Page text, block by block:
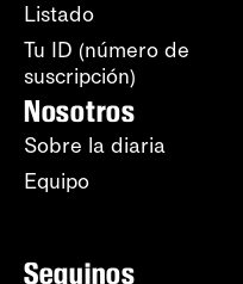
Listado
Tu ID (número de
suscripción)
Nosotros
Sobre la diaria
Equipo
Seguinos